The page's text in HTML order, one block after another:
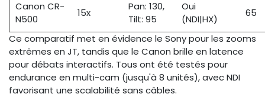
Canon CR-
N500
15x
Pan: 130,
Tilt: 95
Oui
(NDI|HX)
65
Ce comparatif met en évidence le Sony pour les zooms
extrêmes en JT, tandis que le Canon brille en latence
pour débats interactifs. Tous ont été testés pour
endurance en multi-cam (jusqu'à 8 unités), avec NDI
favorisant une scalabilité sans câbles.